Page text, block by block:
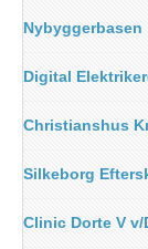
Nybyggerbasen
Digital
Christianshus
Silkeborg
Clinic Dorte V